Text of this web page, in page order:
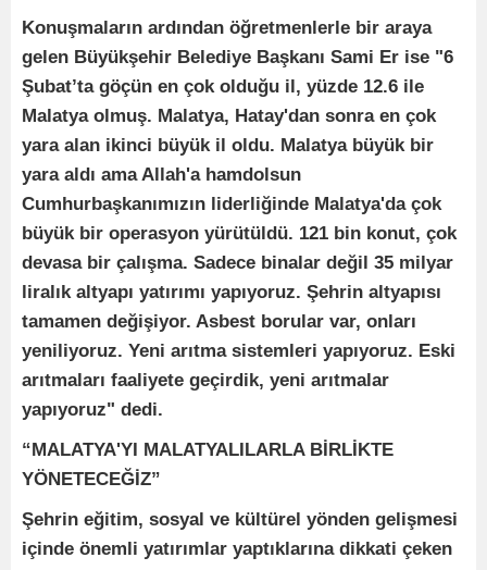
Konuşmaların ardından öğretmenlerle bir araya
gelen Büyükşehir Belediye Başkanı Sami Er ise "6
Şubat’ta göçün en çok olduğu il, yüzde 12.6 ile
Malatya olmuş. Malatya, Hatay'dan sonra en çok
yara alan ikinci büyük il oldu. Malatya büyük bir
yara aldı ama Allah'a hamdolsun
Cumhurbaşkanımızın liderliğinde Malatya'da çok
büyük bir operasyon yürütüldü. 121 bin konut, çok
devasa bir çalışma. Sadece binalar değil 35 milyar
liralık altyapı yatırımı yapıyoruz. Şehrin altyapısı
tamamen değişiyor. Asbest borular var, onları
yeniliyoruz. Yeni arıtma sistemleri yapıyoruz. Eski
arıtmaları faaliyete geçirdik, yeni arıtmalar
yapıyoruz" dedi.
“MALATYA'YI MALATYALILARLA BİRLİKTE
YÖNETECEĞİZ”
Şehrin eğitim, sosyal ve kültürel yönden gelişmesi
içinde önemli yatırımlar yaptıklarına dikkati çeken